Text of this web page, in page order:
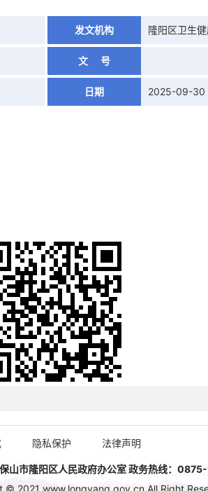
发文机构 隆阳区卫生
文 号
日期 2025-09-30
隐私保护 法律声明
山市隆阳区人民政府办公室 政务热线：
© 2021 www.longyang.gov.cn All Right